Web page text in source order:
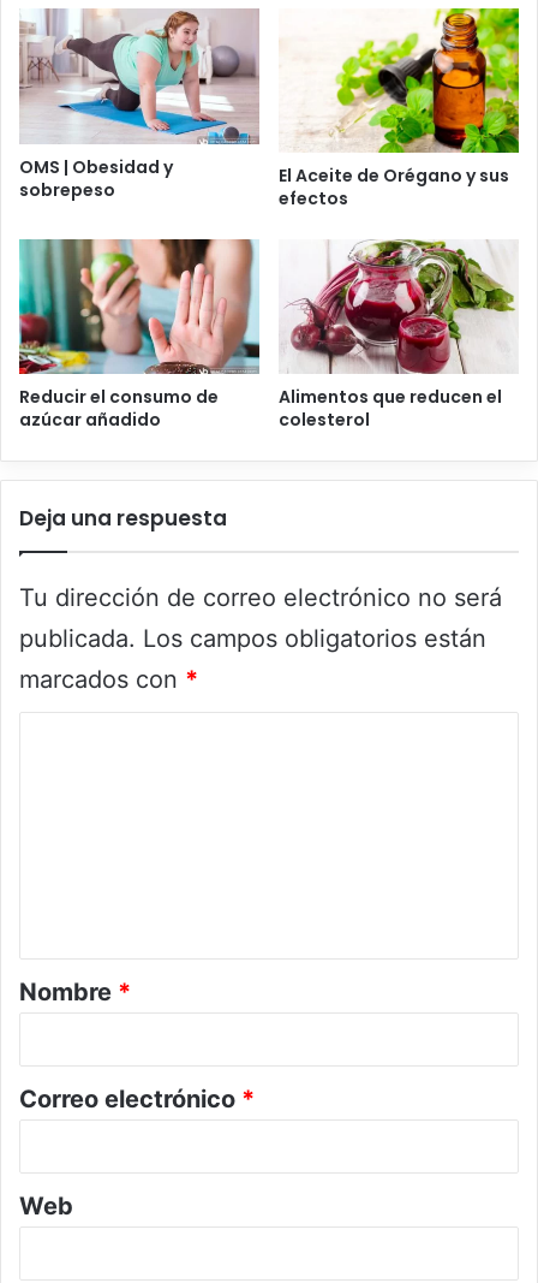
OMS | Obesidad y
sobrepeso
El Aceite de Orégano y sus
efectos
Reducir el consumo de
azúcar añadido
Alimentos que reducen el
colesterol
Deja una respuesta
Tu dirección de correo electrónico no será
publicada. Los campos obligatorios están
marcados con *
r
i
*
Nombre *
Correo electrónico *
Web